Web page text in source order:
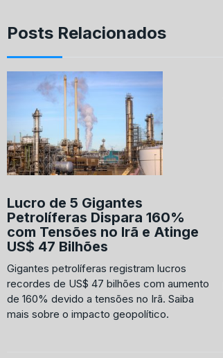
Posts Relacionados
Lucro de 5 Gigantes
Petrolíferas Dispara 160%
com Tensões no Irã e Atinge
US$ 47 Bilhões
Gigantes petrolíferas registram lucros
recordes de US$ 47 bilhões com aumento
de 160% devido a tensões no Irã. Saiba
mais sobre o impacto geopolítico.